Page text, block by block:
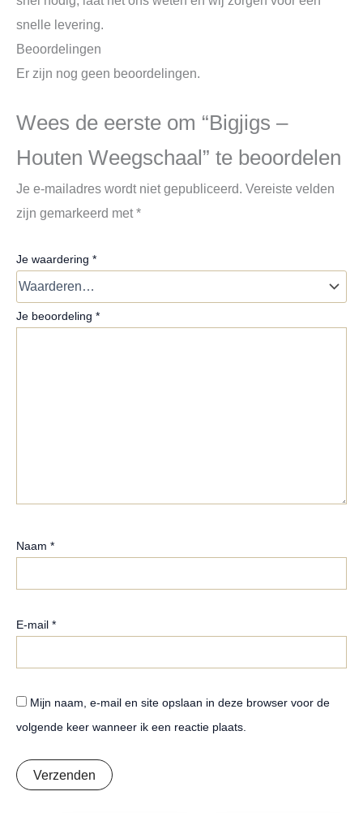
snelle levering.
Beoordelingen
Er zijn nog geen beoordelingen.
Wees de eerste om “Bigjigs –
Houten Weegschaal” te beoordelen
Je e-mailadres wordt niet gepubliceerd. Vereiste velden
zijn gemarkeerd met*
Je waardering *
Je beoordeling *
Naam *
E-mail *
Mijn naam, e-mail en site opslaan in deze browser voor de
volgende keer wanneer ik een reactie plaats.